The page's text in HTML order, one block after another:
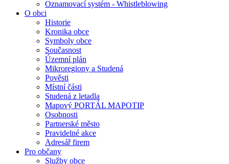
Oznamovací systém - Whistleblowing
O obci
Historie
Kronika obce
Symboly obce
Současnost
Územní plán
Mikroregiony a Studená
Pověsti
Místní části
Studená z letadla
Mapový PORTÁL MAPOTIP
Osobnosti
Partnerské město
Pravidelné akce
Adresář firem
Pro občany
Služby obce